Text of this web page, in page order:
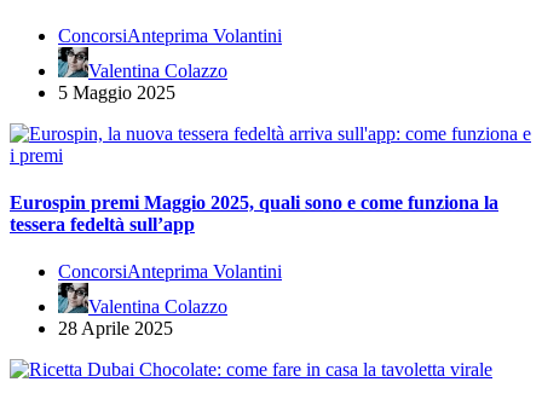
ConcorsiAnteprima Volantini
Valentina Colazzo
5 Maggio 2025
Eurospin premi Maggio 2025, quali sono e come funziona la
tessera fedeltà sull’app
ConcorsiAnteprima Volantini
Valentina Colazzo
28 Aprile 2025